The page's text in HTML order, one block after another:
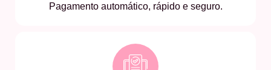
Pagamento automático, rápido e seguro.